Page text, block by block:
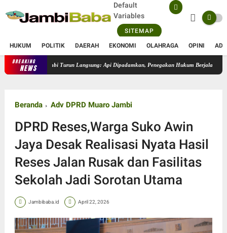
Default
Variables
SITEMAP
HUKUM POLITIK DAERAH EKONOMI OLAHRAGA OPINI
BREAKING
NEWS Karhutla 50 Hektare di Sungai Gelam, Kapolres Muaro Jambi Turun
Beranda Adv DPRD Muaro Jambi
DPRD Reses,Warga Suko Awin
Jaya Desak Realisasi Nyata Hasil
Reses Jalan Rusak dan Fasilitas
Sekolah Jadi Sorotan Utama
Jambibaba.id April 22, 2026